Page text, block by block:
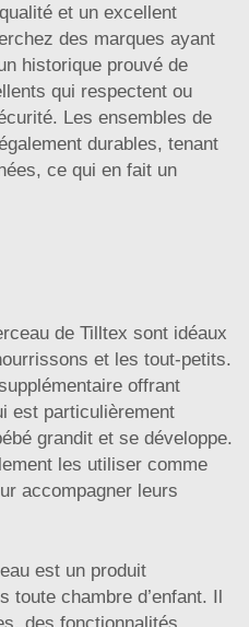
et un excellent
des marques ayant
historique prouvé de
qui respectent ou
Les ensembles de
durables, tenant
ce qui en fait un
de Tilltex sont idéaux
et les tout-petits.
offrant
est particulièrement
grandit et se développe.
les utiliser comme
accompagner leurs
est un produit
toute chambre d’enfant. Il